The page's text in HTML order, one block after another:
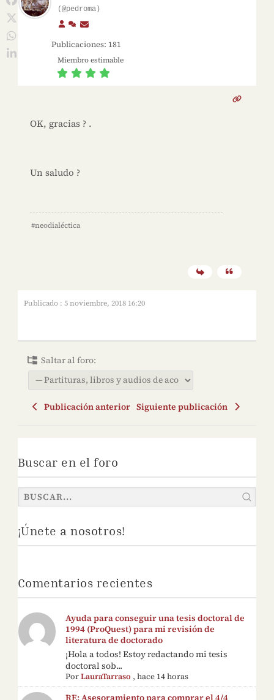
(@pedroma)
Publicaciones: 181
Miembro estimable
OK, gracias ? .
Un saludo ?
#neodialéctica
Publicado : 5 noviembre, 2018 16:20
Saltar al foro:
Publicación anterior Siguiente publicación
Buscar en el foro
¡Únete a nosotros!
Comentarios recientes
Ayuda para conseguir una tesis doctoral de
1994 (ProQuest) para mi revisión de
literatura de doctorado
¡Hola a todos! Estoy redactando mi tesis
doctoral sob...
PorLauraTarraso ,hace 14 horas
RE: Asesoramiento para comprar el 4/4